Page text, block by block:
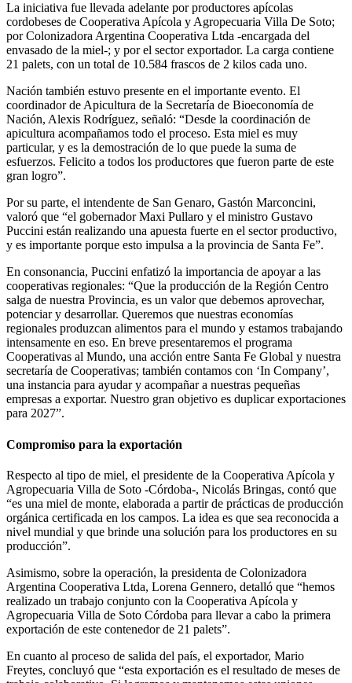
La iniciativa fue llevada adelante por productores apícolas
cordobeses de Cooperativa Apícola y Agropecuaria Villa De Soto;
por Colonizadora Argentina Cooperativa Ltda -encargada del
envasado de la miel-; y por el sector exportador. La carga contiene
21 palets, con un total de 10.584 frascos de 2 kilos cada uno.
Nación también estuvo presente en el importante evento. El
coordinador de Apicultura de la Secretaría de Bioeconomía de
Nación, Alexis Rodríguez, señaló: “Desde la coordinación de
apicultura acompañamos todo el proceso. Esta miel es muy
particular, y es la demostración de lo que puede la suma de
esfuerzos. Felicito a todos los productores que fueron parte de este
gran logro”.
Por su parte, el intendente de San Genaro, Gastón Marconcini,
valoró que “el gobernador Maxi Pullaro y el ministro Gustavo
Puccini están realizando una apuesta fuerte en el sector productivo,
y es importante porque esto impulsa a la provincia de Santa Fe”.
En consonancia, Puccini enfatizó la importancia de apoyar a las
cooperativas regionales: “Que la producción de la Región Centro
salga de nuestra Provincia, es un valor que debemos aprovechar,
potenciar y desarrollar. Queremos que nuestras economías
regionales produzcan alimentos para el mundo y estamos trabajando
intensamente en eso. En breve presentaremos el programa
Cooperativas al Mundo, una acción entre Santa Fe Global y nuestra
secretaría de Cooperativas; también contamos con ‘In Company’,
una instancia para ayudar y acompañar a nuestras pequeñas
empresas a exportar. Nuestro gran objetivo es duplicar exportaciones
para 2027”.
Compromiso para la exportación
Respecto al tipo de miel, el presidente de la Cooperativa Apícola y
Agropecuaria Villa de Soto -Córdoba-, Nicolás Bringas, contó que
“es una miel de monte, elaborada a partir de prácticas de producción
orgánica certificada en los campos. La idea es que sea reconocida a
nivel mundial y que brinde una solución para los productores en su
producción”.
Asimismo, sobre la operación, la presidenta de Colonizadora
Argentina Cooperativa Ltda, Lorena Gennero, detalló que “hemos
realizado un trabajo conjunto con la Cooperativa Apícola y
Agropecuaria Villa de Soto Córdoba para llevar a cabo la primera
exportación de este contenedor de 21 palets”.
En cuanto al proceso de salida del país, el exportador, Mario
Freytes, concluyó que “esta exportación es el resultado de meses de